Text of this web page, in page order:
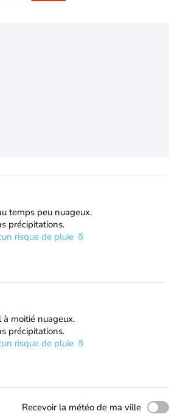
temps peu nuageux.
précipitations.
risque de pluie
à moitié nuageux.
précipitations.
risque de pluie
Recevoir la météo de ma ville